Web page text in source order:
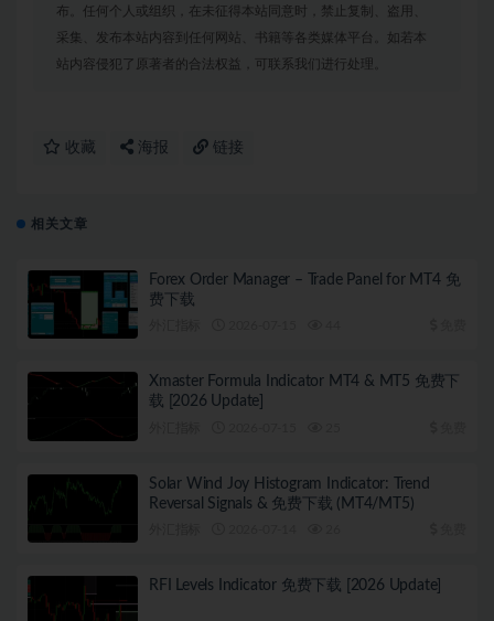
布。任何个人或组织，在未征得本站同意时，禁止复制、盗用、
采集、发布本站内容到任何网站、书籍等各类媒体平台。如若本
站内容侵犯了原著者的合法权益，可联系我们进行处理。
收藏 海报 链接
相关文章
Forex Order Manager – Trade Panel for MT4 免
费下载
Xmaster Formula Indicator MT4 & MT5 免费下
载 [2026 Update]
Solar Wind Joy Histogram Indicator: Trend
Reversal Signals & 免费下载 (MT4/MT5)
RFI Levels Indicator 免费下载 [2026 Update]